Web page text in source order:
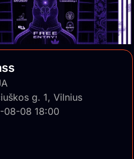
g. 1, Vilnius
08-08 18:00